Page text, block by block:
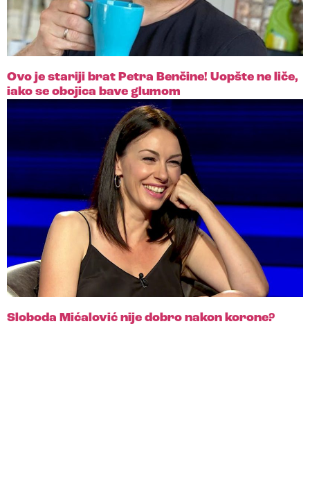
Ovo je stariji brat Petra Benčine! Uopšte ne liče,
iako se obojica bave glumom
Sloboda Mićalović nije dobro nakon korone?